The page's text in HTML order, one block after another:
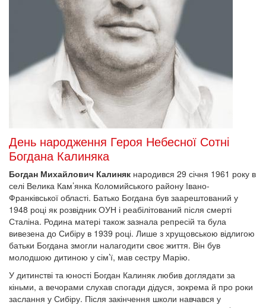
День народження Героя Небесної Сотні
Богдана Калиняка
Богдан Михайлович Калиняк народився 29 січня 1961 року в
селі Велика Кам’янка Коломийського району Івано-
Франківської області. Батько Богдана був заарештований у
1948 році як розвідник ОУН і реабілітований після смерті
Сталіна. Родина матері також зазнала репресій та була
вивезена до Сибіру в 1939 році. Лише з хрущовською відлигою
батьки Богдана змогли налагодити своє життя. Він був
молодшою дитиною у сім’ї, мав сестру Марію.
У дитинстві та юності Богдан Калиняк любив доглядати за
кіньми, а вечорами слухав спогади дідуся, зокрема й про роки
заслання у Сибіру. Після закінчення школи навчався у